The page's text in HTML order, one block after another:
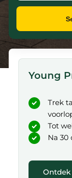
Young
Trek
Tot
Na 30
Ontdek